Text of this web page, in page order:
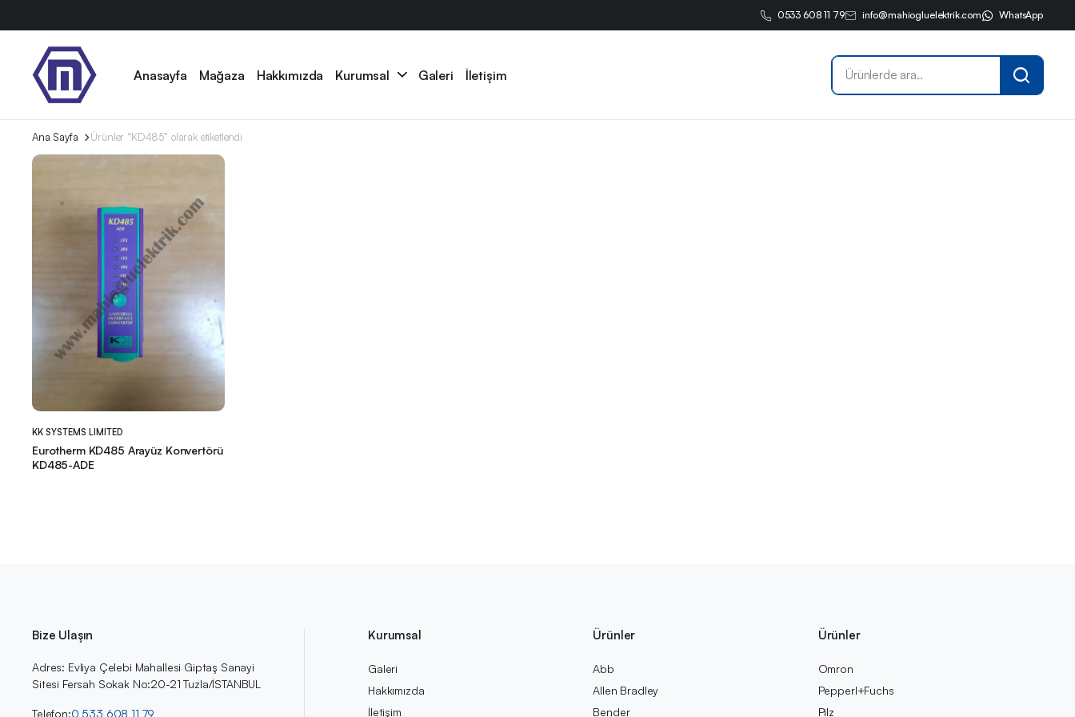
0533 608 11 79 info@mahiogluelektrik.com WhatsApp
Anasayfa Mağaza Hakkımızda Kurumsal Galeri İletişim
Ana Sayfa Ürünler “KD485” olarak etiketlendi
KK SYSTEMS LIMITED
Eurotherm KD485 Arayüz Konvertörü
KD485-ADE
Bize Ulaşın
Adres: Evliya Çelebi Mahallesi Giptaş Sanayi
Sitesi Fersah Sokak No:20-21 Tuzla/İSTANBUL
Telefon:0 533 608 11 79
Kurumsal
Galeri
Hakkımızda
İletişim
Ürünler
Abb
Allen Bradley
Bender
Ürünler
Omron
Pepperl+Fuchs
Pilz